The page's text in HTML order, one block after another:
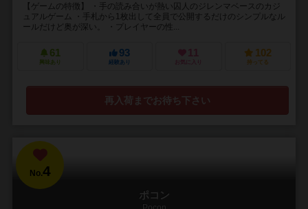
【ゲームの特徴】 ・手の読み合いが熱い囚人のジレンマベースのカジ
ュアルゲーム ・手札から1枚出して全員で公開するだけのシンプルなル
ールだけど奥が深い。 ・プレイヤーの性...
61
興味あり
93
経験あり
11
お気に入り
102
持ってる
再入荷までお待ち下さい
No.4
ポコン